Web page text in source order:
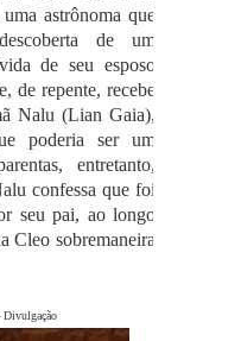
astrônoma que
de um
de seu esposo
de repente, recebe
Nalu (Lian Gaia),
poderia ser um
entretanto,
confessa que foi
seu pai, ao longo
Cleo sobremaneira
Divulgação